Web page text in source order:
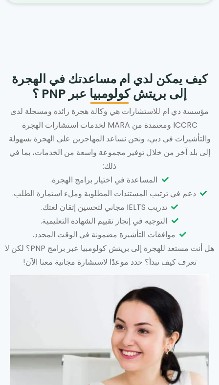
كيف يمكن لدي ام مساعدتك في الهجرة
إلى بريتش كولومبيا عبر PNP ؟
مؤسسة دي ام للاستشارات هي وكالة هجرة رائدة ومسجلة لدى
ICCRC ومعتمدة من MARA لخدمات استشارات الهجرة
والتأشيرات في دبي، ونحن نساعد المهاجرين علي الهجرة بسهولة
إلى بلد آخر من خلال توفير مجموعة واسعة من الخدمات، بما في
ذلك:
المساعدة في اختيار برامج الهجرة.
دعم في ترتيب المستندات المطلوبة وملء استمارة الطلب.
تدريب IELTS مجاني لتحسين إتقان لغتك.
التوجيه في إنجاز تقييم الشهادة التعليمية.
موافقات التأشيرة مضمونة في الوقت المحدد.
هل أنت مستعد للهجرة إلى بريتش كولومبيا عبر برامج PNP؟ لكن لا
تعرف كيف تبدأ؟ حدد موعدًا لاستشارة مجانية معنا الآن!